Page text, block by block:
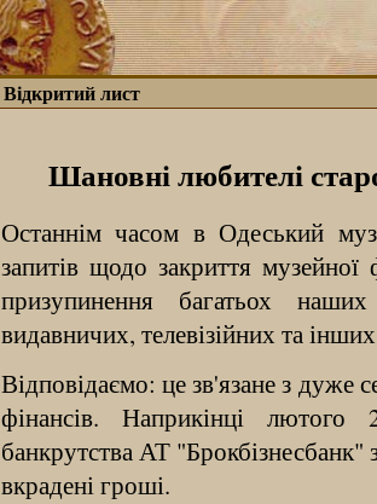
Відкритий лист
Шановні любителі
Останнім часом в Одеський
запитів щодо закриття
призупинення багатьох
видавничих, телевізійних та
Відповідаємо: це зв'язане з дуже
фінансів. Наприкінці
банкрутства АТ
вкрадені гроші.